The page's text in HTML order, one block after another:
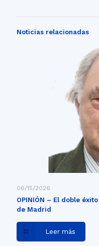
Noticias relacionadas
06/15/2026
OPINIÓN – El doble
de Madrid
Leer más